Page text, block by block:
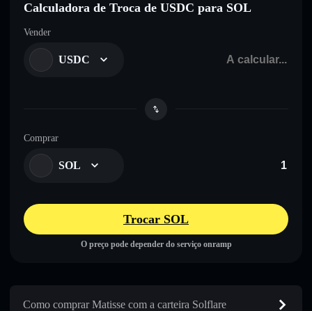
Calculadora de Troca de USDC para SOL
Vender
USDC
Comprar
SOL
Trocar SOL
O preço pode depender do serviço onramp
Como comprar Matisse com a carteira Solflare